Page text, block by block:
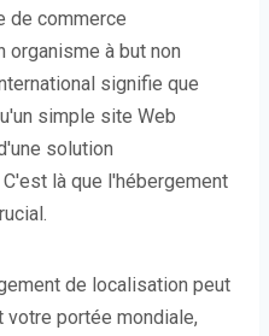
de commerce
organisme à but non
signifie que
simple site Web
solution
là que l'hébergement
de localisation peut
portée mondiale,